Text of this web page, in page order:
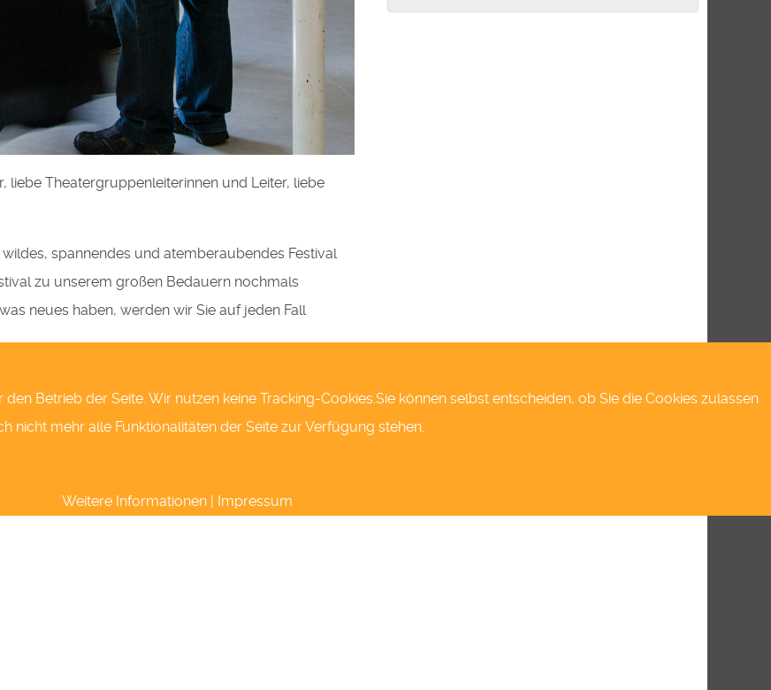
liebe Theatergruppenleiterinnen und Leiter, liebe
spannendes und atemberaubendes Festival
zu unserem großen Bedauern nochmals
neues haben, werden wir Sie auf jeden Fall
Betrieb der Seite. Wir nutzen keine Tracking-Cookies.Sie können selbst entscheiden, ob Sie die Cookies zulassen
nicht mehr alle Funktionalitäten der Seite zur Verfügung stehen.
Weitere Informationen| Impressum